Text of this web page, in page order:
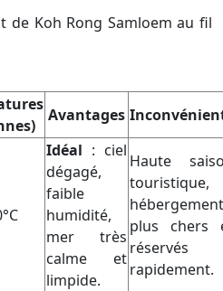
de Koh Rong Samloem au fil
Avantages
Idéal : ciel
dégagé,
faible
humidité,
mer très
calme et
limpide.
Haute
touristique,
plus chers
réservés
rapidement.